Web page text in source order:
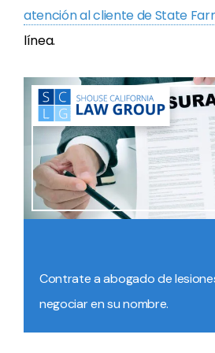
atención al cliente de State
línea.
Contrate a abogado de
negociar en su nombre.